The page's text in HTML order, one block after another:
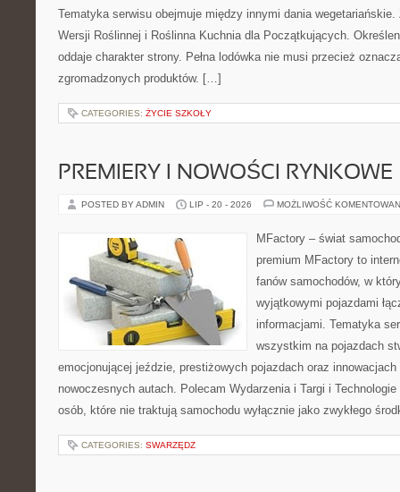
Tematyka serwisu obejmuje między innymi dania
Wersji Roślinnej i Roślinna Kuchnia dla Początkujących.
oddaje charakter strony. Pełna lodówka nie musi przecież
zgromadzonych produktów. […]
CATEGORIES: ŻYCIE SZKOŁY
PREMIERY I NOWOŚCI RYNKOWE
POSTED BY ADMIN LIP - 20 - 2026 MOŻLIWOŚĆ
MFactory – świat
premium MFactory to
fanów samochodów, w
wyjątkowymi pojazdami
informacjami. Tematyka
wszystkim na pojazdach
emocjonującej jeździe, prestiżowych pojazdach oraz
nowoczesnych autach. Polecam Wydarzenia i Targi i
osób, które nie traktują samochodu wyłącznie jako zwykłego
CATEGORIES: SWARZĘDZ